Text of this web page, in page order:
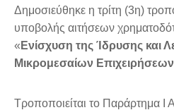
Δημοσιεύθηκε η τρίτη (3η)
υποβολής αιτήσεων
« Ενίσχυση της Ίδρυσης και
Μικρομεσαίων Επιχειρήσεων
Τροποποιείται το Παράρτημα